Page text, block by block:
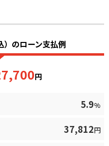
のローン支払例
円
5.9%
37,812円